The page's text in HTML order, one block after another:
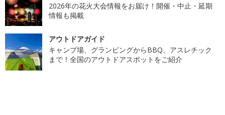
2026年の花火大会情報をお届け！開催・中止・延期
情報も掲載
アウトドアガイド
キャンプ場、グランピングからBBQ、アスレチック
まで！全国のアウトドアスポットをご紹介